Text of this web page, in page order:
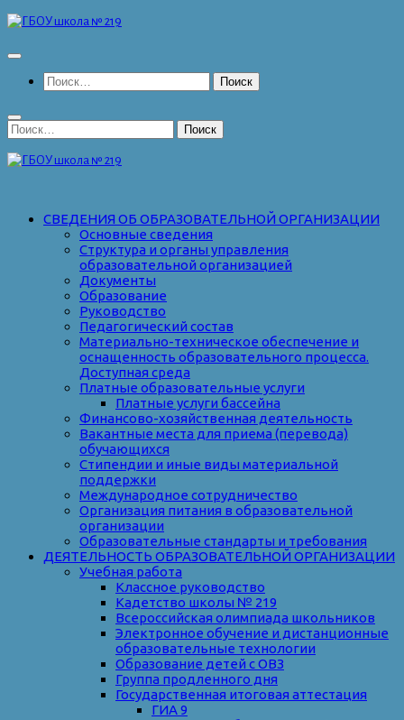
Перейти
содержимому
Найти:
Найти:
СВЕДЕНИЯ ОБ ОБРАЗОВАТЕЛЬНОЙ ОРГАНИЗАЦИИ
Основные сведения
Структура и органы управления
образовательной организацией
Документы
Образование
Руководство
Педагогический состав
Материально-техническое обеспечение и
оснащенность образовательного процесса.
Доступная среда
Платные образовательные услуги
Платные услуги бассейна
Финансово-хозяйственная деятельность
Вакантные места для приема (перевода)
обучающихся
Стипендии и иные виды материальной
поддержки
Международное сотрудничество
Организация питания в образовательной
организации
Образовательные стандарты и требования
ДЕЯТЕЛЬНОСТЬ ОБРАЗОВАТЕЛЬНОЙ ОРГАНИЗАЦИИ
Учебная работа
Классное руководство
Кадетство школы № 219
Всероссийская олимпиада школьников
Электронное обучение и дистанционные
образовательные технологии
Образование детей с ОВЗ
Группа продленного дня
Государственная итоговая аттестация
ГИА 9